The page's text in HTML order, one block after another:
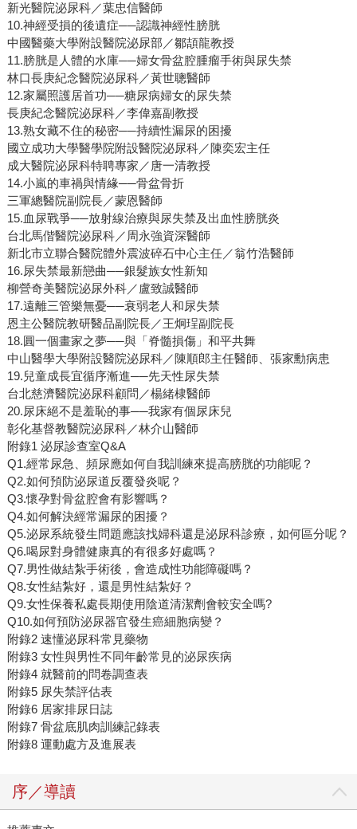
新光醫院泌尿科／葉忠信醫師
10.神經受損的後遺症──認識神經性膀胱
中國醫藥大學附設醫院泌尿部／鄒頡龍教授
11.膀胱是人體的水庫──婦女骨盆腔腫瘤手術與尿失禁
林口長庚紀念醫院泌尿科／黃世聰醫師
12.家屬照護居首功──糖尿病婦女的尿失禁
長庚紀念醫院泌尿科／李偉嘉副教授
13.熟女藏不住的秘密──持續性漏尿的困擾
國立成功大學醫學院附設醫院泌尿科／陳奕宏主任
成大醫院泌尿科特聘專家／唐一清教授
14.小嵐的車禍與情緣──骨盆骨折
三軍總醫院副院長／蒙恩醫師
15.血尿戰爭──放射線治療與尿失禁及出血性膀胱炎
台北馬偕醫院泌尿科／周永強資深醫師
新北市立聯合醫院體外震波碎石中心主任／翁竹浩醫師
16.尿失禁最新戀曲──銀髮族女性新知
柳營奇美醫院泌尿外科／盧致誠醫師
17.遠離三管樂無憂──衰弱老人和尿失禁
恩主公醫院教研醫品副院長／王炯珵副院長
18.圓一個畫家之夢──與「脊髓損傷」和平共舞
中山醫學大學附設醫院泌尿科／陳順郎主任醫師、張家勳病患
19.兒童成長宜循序漸進──先天性尿失禁
台北慈濟醫院泌尿科顧問／楊緒棣醫師
20.尿床絕不是羞恥的事──我家有個尿床兒
彰化基督教醫院泌尿科／林介山醫師
附錄1 泌尿診查室Q&A
Q1.經常尿急、頻尿應如何自我訓練來提高膀胱的功能呢？
Q2.如何預防泌尿道反覆發炎呢？
Q3.懷孕對骨盆腔會有影響嗎？
Q4.如何解決經常漏尿的困擾？
Q5.泌尿系統發生問題應該找婦科還是泌尿科診療，如何區分呢？
Q6.喝尿對身體健康真的有很多好處嗎？
Q7.男性做結紮手術後，會造成性功能障礙嗎？
Q8.女性結紮好，還是男性結紮好？
Q9.女性保養私處長期使用陰道清潔劑會較安全嗎?
Q10.如何預防泌尿器官發生癌細胞病變？
附錄2 速懂泌尿科常見藥物
附錄3 女性與男性不同年齡常見的泌尿疾病
附錄4 就醫前的問卷調查表
附錄5 尿失禁評估表
附錄6 居家排尿日誌
附錄7 骨盆底肌肉訓練記錄表
附錄8 運動處方及進展表
序／導讀